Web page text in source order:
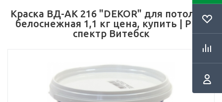
Краска ВД-АК 216 "DEKOR" для потолков
белоснежная 1,1 кг цена, купить | РБС-
спектр Витебск